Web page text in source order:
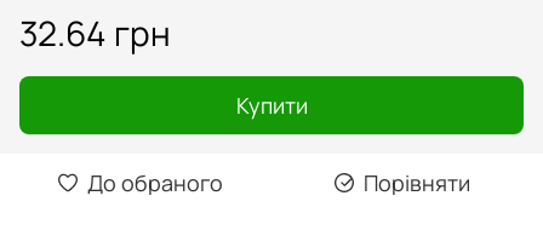
32.64 грн
Купити
До обраного Порівняти